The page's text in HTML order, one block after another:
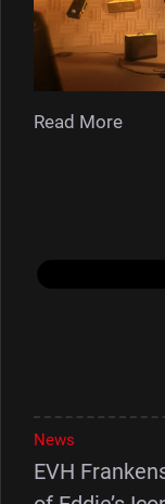
Read More
News
EVH